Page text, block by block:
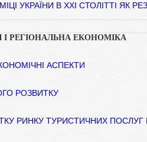
УКРАЇНИ В ХХІ СТОЛІТТІ ЯК
РЕГІОНАЛЬНА ЕКОНОМІКА
АСПЕКТИ
РОЗВИТКУ
РИНКУ ТУРИСТИЧНИХ ПОСЛУГ